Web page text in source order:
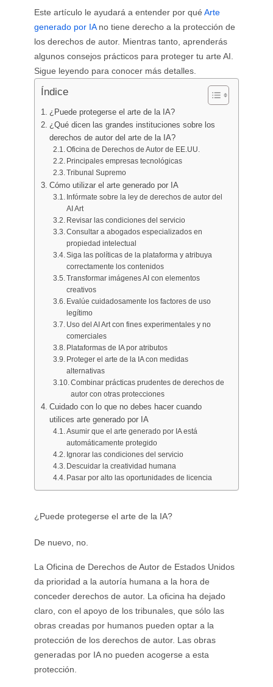
Generador de tatuajes con IA
Generador de avatares con IA
Generador de poses con IA
Este artículo le ayudará a entender por qué Arte
generado por IAno tiene derecho a la protección de
los derechos de autor. Mientras tanto, aprenderás
algunos consejos prácticos para proteger tu arte AI.
Sigue leyendo para conocer más detalles.
Índice
¿Puede protegerse el arte de la IA?
¿Qué dicen las grandes instituciones sobre los
derechos de autor del arte de la IA?
Oficina de Derechos de Autor de EE.UU.
Principales empresas tecnológicas
Tribunal Supremo
Cómo utilizar el arte generado por IA
Infórmate sobre la ley de derechos de autor del
AI Art
Revisar las condiciones del servicio
Consultar a abogados especializados en
propiedad intelectual
Siga las políticas de la plataforma y atribuya
correctamente los contenidos
Transformar imágenes AI con elementos
creativos
Evalúe cuidadosamente los factores de uso
legítimo
Uso del AI Art con fines experimentales y no
comerciales
Plataformas de IA por atributos
Proteger el arte de la IA con medidas
alternativas
Combinar prácticas prudentes de derechos de
autor con otras protecciones
Cuidado con lo que no debes hacer cuando
utilices arte generado por IA
Asumir que el arte generado por IA está
automáticamente protegido
Ignorar las condiciones del servicio
Descuidar la creatividad humana
Pasar por alto las oportunidades de licencia
¿Puede protegerse el arte de la IA?
De nuevo, no.
La Oficina de Derechos de Autor de Estados Unidos
da prioridad a la autoría humana a la hora de
conceder derechos de autor. La oficina ha dejado
claro, con el apoyo de los tribunales, que sólo las
obras creadas por humanos pueden optar a la
protección de los derechos de autor. Las obras
generadas por IA no pueden acogerse a esta
protección.